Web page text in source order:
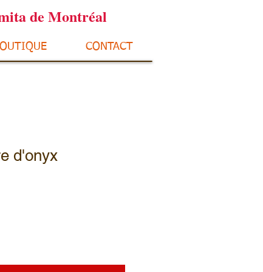
de Montréal
CONTACT
d'onyx